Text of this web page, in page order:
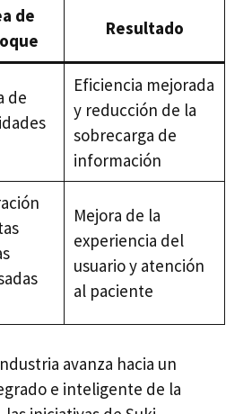
de
Resultado
de
Eficiencia mejorada
y reducción de la
sobrecarga de
información
Mejora de la
experiencia del
usuario y atención
al paciente
avanza hacia un
e inteligente de la